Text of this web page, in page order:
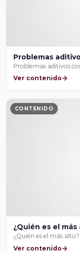
Problemas
Problemas aditivos
Ver contenido
CONTENIDO
¿Quién es el más
¿Quién es el más alto?
Ver contenido